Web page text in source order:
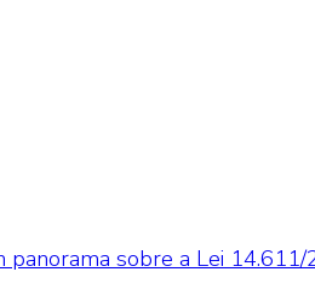
sobre a Lei 14.611/